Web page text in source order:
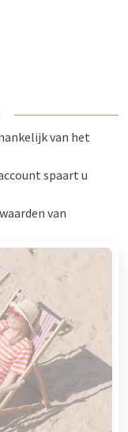
van het
spaart u
van